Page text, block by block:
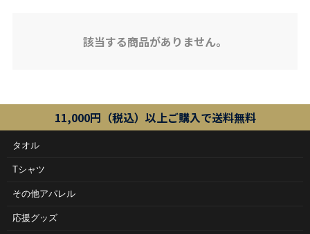
該当する商品がありません。
11,000円（税込）以上ご購入で送料無料
タオル
Tシャツ
その他アパレル
応援グッズ